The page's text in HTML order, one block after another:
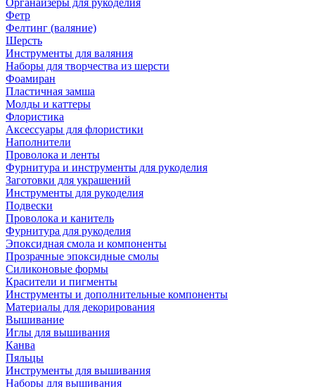
Органайзеры для рукоделия
Фетр
Фелтинг (валяние)
Шерсть
Инструменты для валяния
Наборы для творчества из шерсти
Фоамиран
Пластичная замша
Молды и каттеры
Флористика
Аксессуары для флористики
Наполнители
Проволока и ленты
Фурнитура и инструменты для рукоделия
Заготовки для украшений
Инструменты для рукоделия
Подвески
Проволока и канитель
Фурнитура для рукоделия
Эпоксидная смола и компоненты
Прозрачные эпоксидные смолы
Силиконовые формы
Красители и пигменты
Инструменты и дополнительные компоненты
Материалы для декорирования
Вышивание
Иглы для вышивания
Канва
Пяльцы
Инструменты для вышивания
Наборы для вышивания